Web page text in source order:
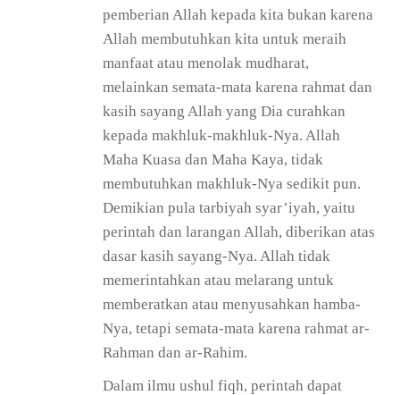
pemberian Allah kepada kita bukan karena
Allah membutuhkan kita untuk meraih
manfaat atau menolak mudharat,
melainkan semata-mata karena rahmat dan
kasih sayang Allah yang Dia curahkan
kepada makhluk-makhluk-Nya. Allah
Maha Kuasa dan Maha Kaya, tidak
membutuhkan makhluk-Nya sedikit pun.
Demikian pula tarbiyah syar’iyah, yaitu
perintah dan larangan Allah, diberikan atas
dasar kasih sayang-Nya. Allah tidak
memerintahkan atau melarang untuk
memberatkan atau menyusahkan hamba-
Nya, tetapi semata-mata karena rahmat ar-
Rahman dan ar-Rahim.
Dalam ilmu ushul fiqh, perintah dapat